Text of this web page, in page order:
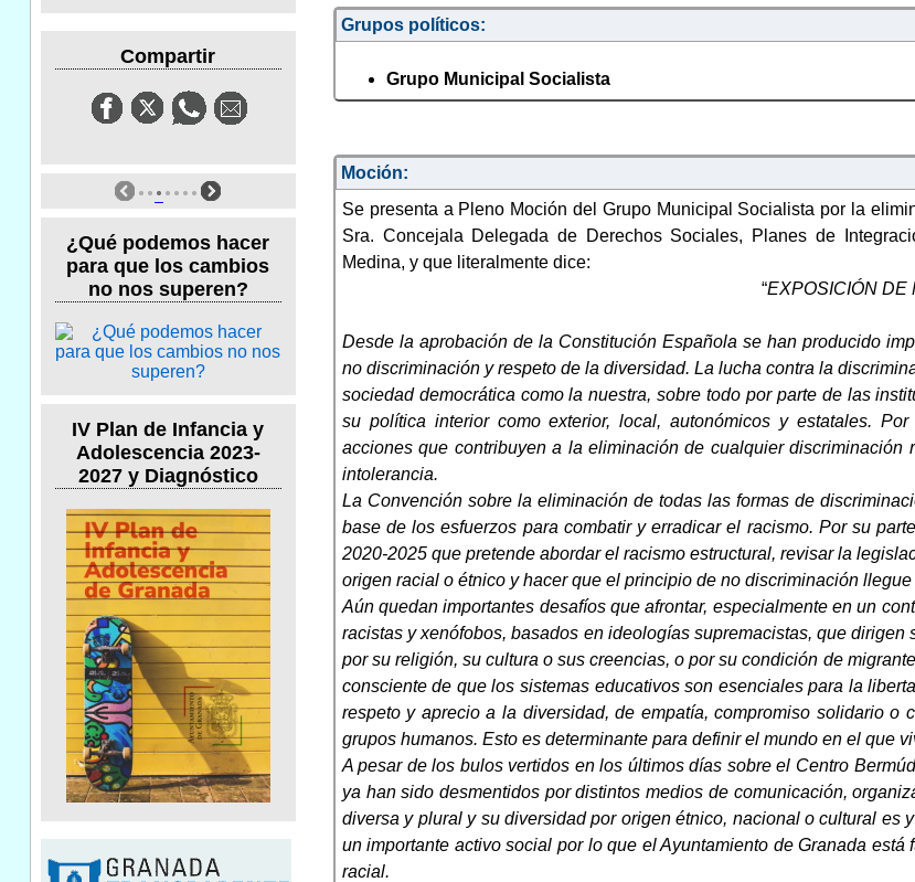
Compartir
¿Qué podemos hacer
para que los cambios
no nos superen?
IV Plan de Infancia y
Adolescencia 2023-
2027 y Diagnóstico
Grupos políticos:
Grupo Municipal Socialista
Moción:
Se presenta a Pleno Moción del Grupo Municipal Socialista por la
Sra. Concejala Delegada de Derechos Sociales, Planes de
Medina, y que literalmente dice:
“EXPOSICIÓN DE
Desde la aprobación de la Constitución Española se han producido
no discriminación y respeto de la diversidad. La lucha contra la
sociedad democrática como la nuestra, sobre todo por parte de las
su política interior como exterior, local, autonómicos y estatales.
acciones que contribuyen a la eliminación de cualquier
intolerancia.
La Convención sobre la eliminación de todas las formas de
base de los esfuerzos para combatir y erradicar el racismo. Por su
2020-2025 que pretende abordar el racismo estructural, revisar la
origen racial o étnico y hacer que el principio de no discriminación
Aún quedan importantes desafíos que afrontar, especialmente en un
racistas y xenófobos, basados en ideologías supremacistas, que
por su religión, su cultura o sus creencias, o por su condición de
consciente de que los sistemas educativos son esenciales para la
respeto y aprecio a la diversidad, de empatía, compromiso solidario
grupos humanos. Esto es determinante para definir el mundo en el que
A pesar de los bulos vertidos en los últimos días sobre el Centro
ya han sido desmentidos por distintos medios de comunicación,
diversa y plural y su diversidad por origen étnico, nacional o cultural es
un importante activo social por lo que el Ayuntamiento de Granada
racial.